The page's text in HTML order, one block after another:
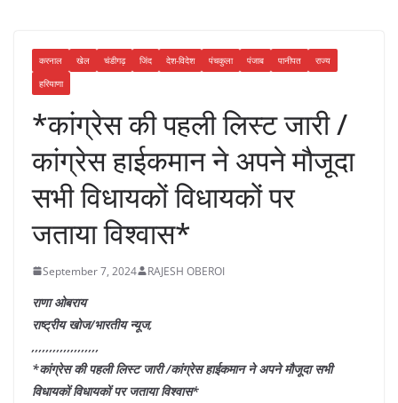
करनाल खेल चंडीगढ़ जिंद देश-विदेश पंचकुला पंजाब पानीपत
राज्य
हरियाणा
*कांग्रेस की पहली लिस्ट जारी /
कांग्रेस हाईकमान ने अपने मौजूदा
सभी विधायकों विधायकों पर
जताया विश्वास*
September 7, 2024 RAJESH OBEROI
राणा ओबराय
राष्ट्रीय खोज/भारतीय न्यूज,
,,,,,,,,,,,,,,,,,,,
*कांग्रेस की पहली लिस्ट जारी /कांग्रेस हाईकमान ने अपने मौजूदा सभी
विधायकों विधायकों पर जताया विश्वास*